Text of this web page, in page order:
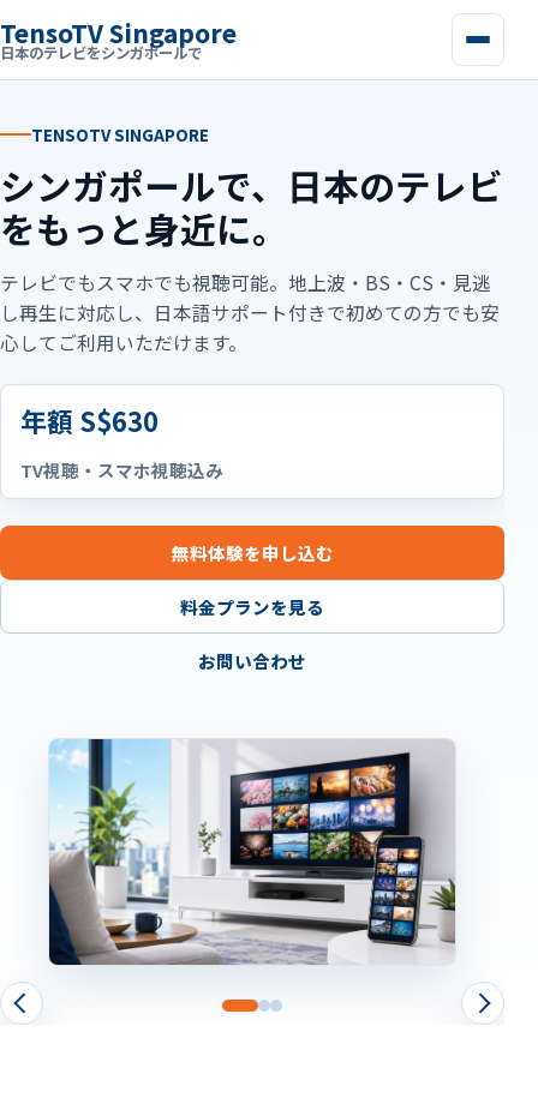
TensoTV Singapore
日本のテレビをシンガポールで
TENSOTV SINGAPORE
シンガポールで、日本のテレビ
をもっと身近に。
テレビでもスマホでも視聴可能。地上波・BS・CS・見逃
し再生に対応し、日本語サポート付きで初めての方でも安
心してご利用いただけます。
年額 S$630
TV視聴・スマホ視聴込み
無料体験を申し込む
料金プランを見る
お問い合わせ